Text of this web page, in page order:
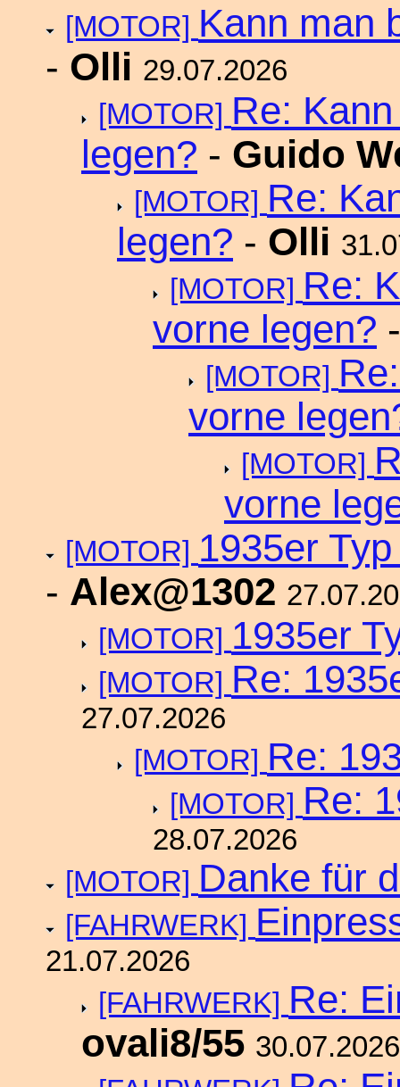
[MOTOR] Kann man
- Olli 29.07.2026
[MOTOR] Re:
legen? - Guido
[MOTOR] Re:
legen? - Olli
[MOTOR] Re:
vorne legen?
[MOTOR]
vorne
[MOTOR]
vorne
[MOTOR] 1935er
- Alex@1302
[MOTOR] 1935er
[MOTOR] Re:
27.07.2026
[MOTOR] Re:
[MOTOR] Re:
28.07.2026
[MOTOR] Danke für
[FAHRWERK]
21.07.2026
[FAHRWERK] Re:
ovali8/55 30.07.2026